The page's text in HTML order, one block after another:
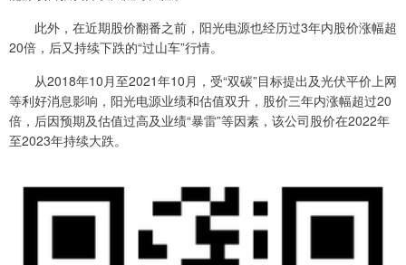
此外，在近期股价翻番之前，阳光电源也经历过3年内股价涨幅超
20倍，后又持续下跌的“过山车”行情。
从2018年10月至2021年10月，受“双碳”目标提出及光伏平价上网
等利好消息影响，阳光电源业绩和估值双升，股价三年内涨幅超过20
倍，后因预期及估值过高及业绩“暴雷”等因素，该公司股价在2022年
至2023年持续大跌。